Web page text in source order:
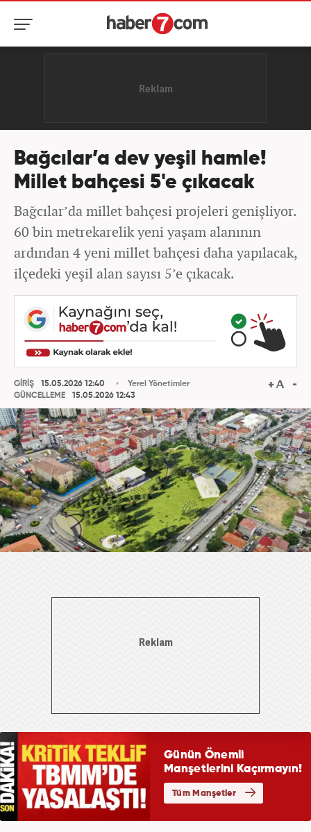
Bağcılar’a dev yeşil hamle!
Millet bahçesi 5'e çıkacak
Bağcılar’da millet bahçesi projeleri genişliyor.
60 bin metrekarelik yeni yaşam alanının
ardından 4 yeni millet bahçesi daha yapılacak,
ilçedeki yeşil alan sayısı 5’e çıkacak.
GİRİŞ
15.05.2026 12:40
GÜNCELLEME
15.05.2026 12:43
Yerel Yönetimler